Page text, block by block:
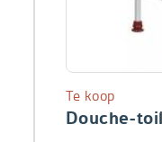
Douche-
Te koop